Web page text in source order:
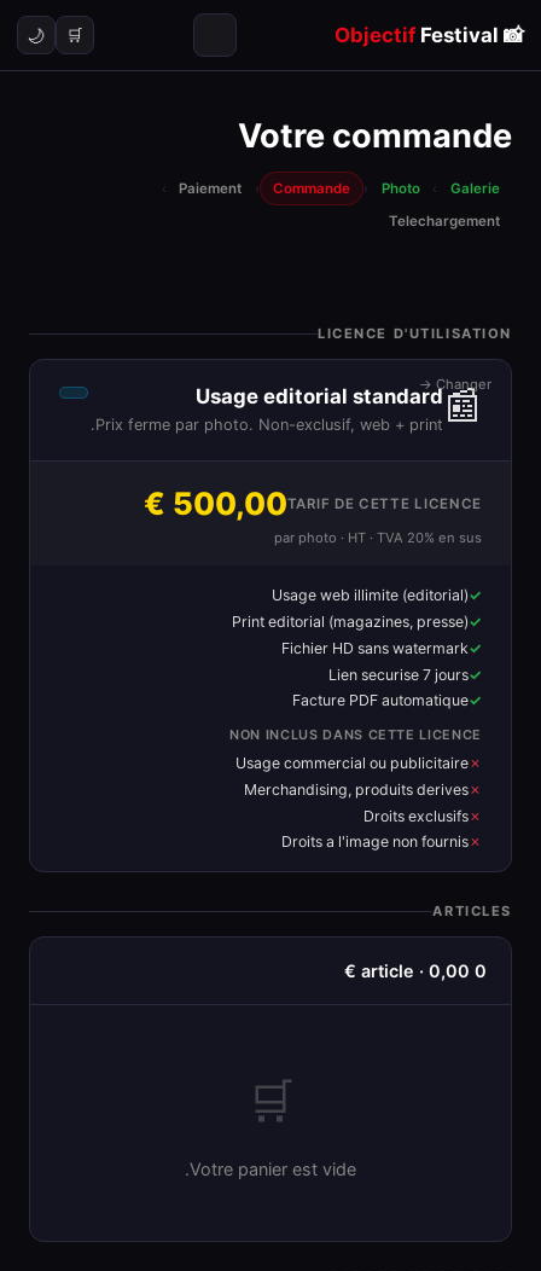
📸
ObjectifFestival
🛒
🌙
Votre commande
Galerie
›
Photo
›
Commande
›
Paiement
›
Telechargement
LICENCE D'UTILISATION
📰
Usage editorial standard
Prix ferme par photo. Non-exclusif, web + print.
Changer →
TARIF DE CETTE LICENCE
500,00 €
par photo · HT · TVA 20% en sus
Usage web illimite (editorial)
Print editorial (magazines, presse)
Fichier HD sans watermark
Lien securise 7 jours
Facture PDF automatique
NON INCLUS DANS CETTE LICENCE
Usage commercial ou publicitaire
Merchandising, produits derives
Droits exclusifs
Droits a l'image non fournis
ARTICLES
0 article · 0,00 €
🛒
Votre panier est vide.